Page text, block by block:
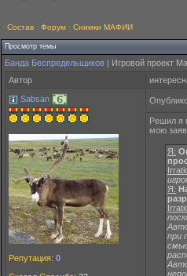
· Состав · Форум · Снимки МАФИИ
Просмотр темы
Банда Беспредельщиков | Игровой проект
Автор
Sabsan
Репутация: 0
Решил я
мою
Я:
Я:
при